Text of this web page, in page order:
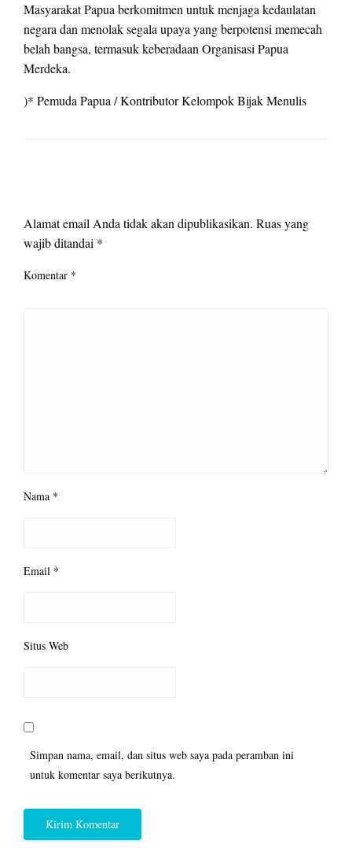
Masyarakat Papua berkomitmen untuk menjaga kedaulatan
negara dan menolak segala upaya yang berpotensi memecah
belah bangsa, termasuk keberadaan Organisasi Papua
Merdeka.
)* Pemuda Papua / Kontributor Kelompok Bijak Menulis
Alamat email Anda tidak akan dipublikasikan. Ruas yang
wajib ditandai *
Komentar *
Nama *
Email *
Situs Web
Simpan nama, email, dan situs web saya pada peramban ini
untuk komentar saya berikutnya.